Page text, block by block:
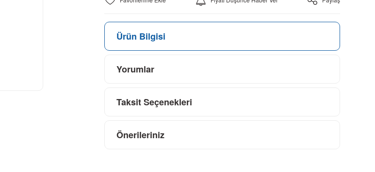
Ürün Bilgisi
Yorumlar
Taksit Seçenekleri
Önerileriniz